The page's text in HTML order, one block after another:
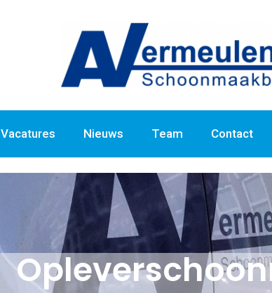
Vacatures Nieuws Team Contact